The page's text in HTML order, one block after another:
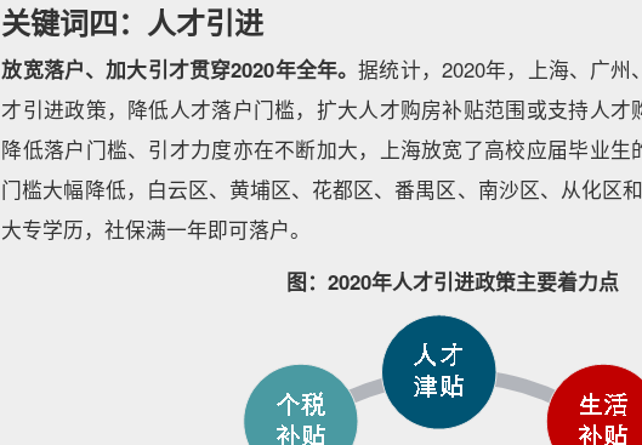
关键词四：人才引进
放宽落户、加大引才贯穿2020年全年。据统计，2020年，上海、广
才引进政策，降低人才落户门槛，扩大人才购房补贴范围或支持人才
降低落户门槛、引才力度亦在不断加大，上海放宽了高校应届毕业生
门槛大幅降低，白云区、黄埔区、花都区、番禺区、南沙区、从化区
大专学历，社保满一年即可落户。
图：2020年人才引进政策主要着力点